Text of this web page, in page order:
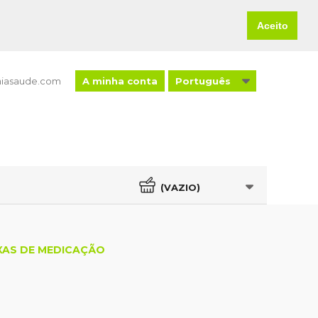
Aceito
Português
A minha conta
(VAZIO)
DE MEDICAÇÃO